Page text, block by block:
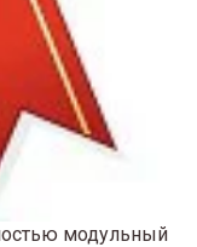
модульный